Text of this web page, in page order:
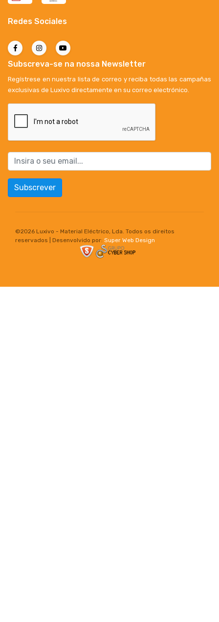
Redes Sociales
Subscreva-se na nossa Newsletter
Regístrese en nuestra lista de correo y reciba todas las campañas
exclusivas de Luxivo directamente en su correo electrónico.
Subscrever
©2026 Luxivo - Material Eléctrico, Lda. Todos os direitos
reservados | Desenvolvido por: Super Web Design